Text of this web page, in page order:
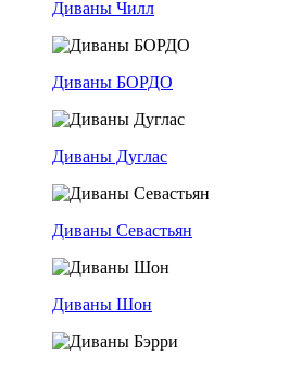
Диваны Чилл
Диваны БОРДО
Диваны Дуглас
Диваны Севастьян
Диваны Шон